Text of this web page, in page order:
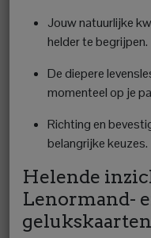
Jouw natuurlijke
helder te begrijpen.
De diepere
momenteel op je
Richting en
belangrijke keuzes.
Helende
Lenormand-
gelukskaarten